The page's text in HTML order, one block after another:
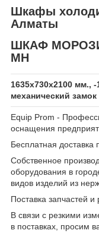
Шкафы
Алматы
ШКАФ
МН
1635х730х2100 мм.,
механический замок
Equip Prom -
оснащения
Бесплатная доставка
Собственное
оборудования в
видов изделий из
Поставка запчастей
В связи с резкими
в поставках, просим